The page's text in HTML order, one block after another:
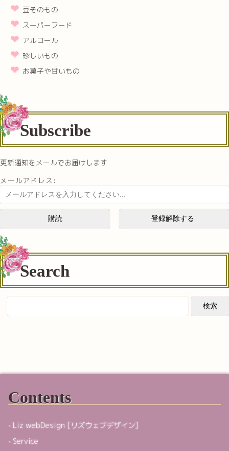
豆そのもの
スーパーフード
アルコール
珍しいもの
お菓子や甘いもの
Subscribe
更新通知をメールでお届けします
メールアドレス:
Search
Contents
Liz webDesign [リズウェブデザイン]
Service